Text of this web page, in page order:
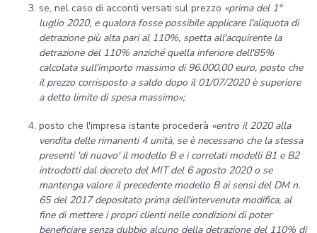
se, nel caso di acconti versati sul prezzo «prima del 1°
luglio 2020, e qualora fosse possibile applicare l'aliquota di
detrazione più alta pari al 110%, spetta all'acquirente la
detrazione del 110% anziché quella inferiore dell'85%
calcolata sull'importo massimo di 96.000,00 euro, posto che
il prezzo corrisposto a saldo dopo il 01/07/2020 è superiore
a detto limite di spesa massimo»;
posto che l'impresa istante procederà «entro il 2020 alla
vendita delle rimanenti 4 unità, se è necessario che la stessa
presenti 'di nuovo' il modello B e i correlati modelli B1 e B2
introdotti dal decreto del MIT del 6 agosto 2020 o se
mantenga valore il precedente modello B ai sensi del DM n.
65 del 2017 depositato prima dell'intervenuta modifica, al
fine di mettere i propri clienti nelle condizioni di poter
beneficiare senza dubbio alcuno della detrazione del 110% di